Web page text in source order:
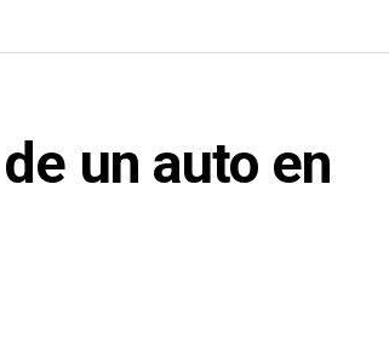
un auto en